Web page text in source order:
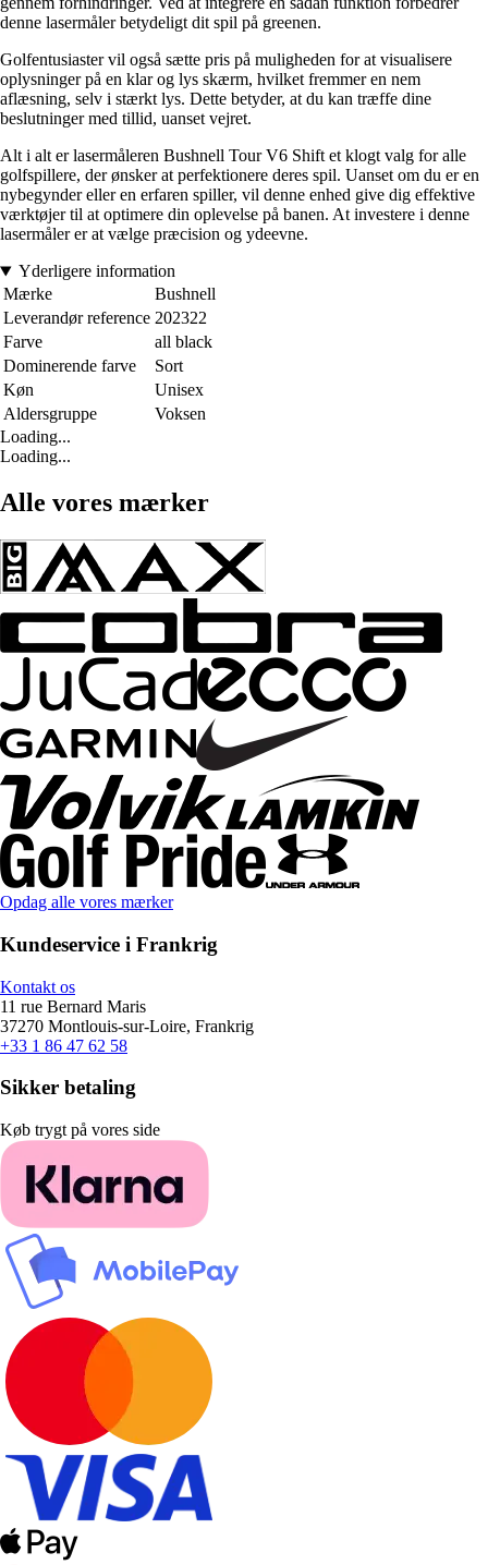
denne lasermåler betydeligt dit spil på greenen.
Golfentusiaster vil også sætte pris på muligheden for at visualisere
oplysninger på en klar og lys skærm, hvilket fremmer en nem
aflæsning, selv i stærkt lys. Dette betyder, at du kan træffe dine
beslutninger med tillid, uanset vejret.
Alt i alt er lasermåleren Bushnell Tour V6 Shift et klogt valg for alle
golfspillere, der ønsker at perfektionere deres spil. Uanset om du er en
nybegynder eller en erfaren spiller, vil denne enhed give dig effektive
værktøjer til at optimere din oplevelse på banen. At investere i denne
lasermåler er at vælge præcision og ydeevne.
Yderligere information
Mærke
Bushnell
Leverandør reference 202322
Farve
all black
Dominerende farve
Sort
Køn
Unisex
Aldersgruppe
Voksen
Loading...
Loading...
Alle vores mærker
Opdag alle vores mærker
Kundeservice i Frankrig
Kontakt os
11 rue Bernard Maris
37270 Montlouis-sur-Loire, Frankrig
+33 1 86 47 62 58
Sikker betaling
Køb trygt på vores side